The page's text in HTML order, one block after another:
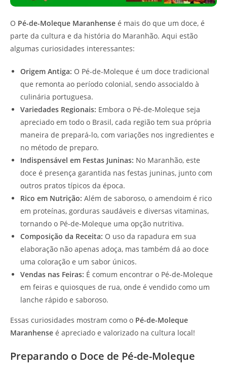
O Pé-de-Moleque Maranhense é mais do que um doce, é
parte da cultura e da história do Maranhão. Aqui estão
algumas curiosidades interessantes:
Origem Antiga: O Pé-de-Moleque é um doce tradicional
que remonta ao período colonial, sendo associaldo à
culinária portuguesa.
Variedades Regionais: Embora o Pé-de-Moleque seja
apreciado em todo o Brasil, cada região tem sua própria
maneira de prepará-lo, com variações nos ingredientes e
no método de preparo.
Indispensável em Festas Juninas: No Maranhão, este
doce é presença garantida nas festas juninas, junto com
outros pratos típicos da época.
Rico em Nutrição: Além de saboroso, o amendoim é rico
em proteínas, gorduras saudáveis e diversas vitaminas,
tornando o Pé-de-Moleque uma opção nutritiva.
Composição da Receita: O uso da rapadura em sua
elaboração não apenas adoça, mas também dá ao doce
uma coloração e um sabor únicos.
Vendas nas Feiras: É comum encontrar o Pé-de-Moleque
em feiras e quiosques de rua, onde é vendido como um
lanche rápido e saboroso.
Essas curiosidades mostram como o Pé-de-Moleque
Maranhense é apreciado e valorizado na cultura local!
Preparando o Doce de Pé-de-Moleque